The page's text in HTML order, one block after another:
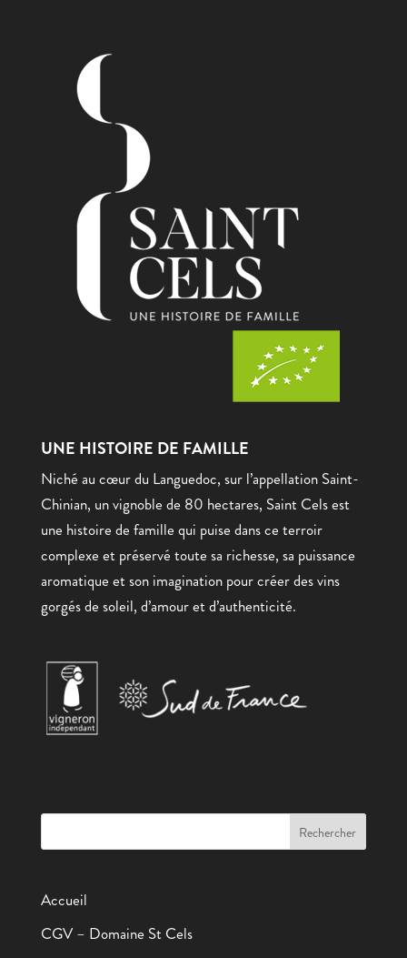
UNE HISTOIRE DE FAMILLE
Niché au cœur du Languedoc, sur l’appellation Saint-
Chinian, un vignoble de 80 hectares, Saint Cels est
une histoire de famille qui puise dans ce terroir
complexe et préservé toute sa richesse, sa puissance
aromatique et son imagination pour créer des vins
gorgés de soleil, d’amour et d’authenticité.
Accueil
CGV – Domaine St Cels